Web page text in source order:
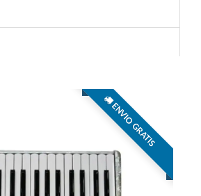
ENVIO GRATIS